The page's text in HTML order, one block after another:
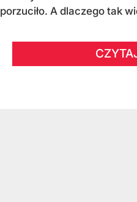
porzuciło. A dlaczego tak